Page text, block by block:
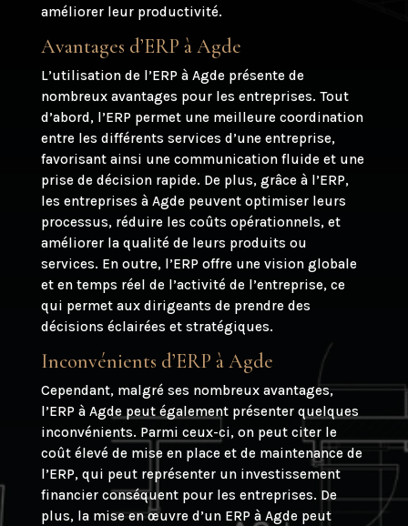
améliorer leur productivité.
Avantages d’ERP à Agde
L’utilisation de l’ERP à Agde présente de
nombreux avantages pour les entreprises. Tout
d’abord, l’ERP permet une meilleure coordination
entre les différents services d’une entreprise,
favorisant ainsi une communication fluide et une
prise de décision rapide. De plus, grâce à l’ERP,
les entreprises à Agde peuvent optimiser leurs
processus, réduire les coûts opérationnels, et
améliorer la qualité de leurs produits ou
services. En outre, l’ERP offre une vision globale
et en temps réel de l’activité de l’entreprise, ce
qui permet aux dirigeants de prendre des
décisions éclairées et stratégiques.
Inconvénients d’ERP à Agde
Cependant, malgré ses nombreux avantages,
l’ERP à Agde peut également présenter quelques
inconvénients. Parmi ceux-ci, on peut citer le
coût élevé de mise en place et de maintenance de
l’ERP, qui peut représenter un investissement
financier conséquent pour les entreprises. De
plus, la mise en œuvre d’un ERP à Agde peut